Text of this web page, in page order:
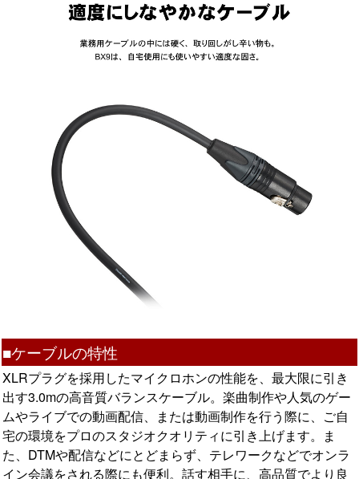
■ケーブルの特性
XLRプラグを採用したマイクロホンの性能を、最大限に引き
出す3.0mの高音質バランスケーブル。楽曲制作や人気のゲー
ムやライブでの動画配信、または動画制作を行う際に、ご自
宅の環境をプロのスタジオクオリティに引き上げます。ま
た、DTMや配信などにとどまらず、テレワークなどでオンラ
イン会議をされる際にも便利。話す相手に、高品質でより良